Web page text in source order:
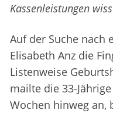
Kassenleistungen
Auf der Suche nach
Elisabeth Anz die
Listenweise
mailte die 33-
Wochen hinweg an,